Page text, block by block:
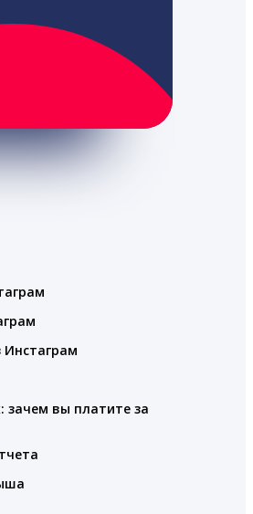
Инстаграм
зачем вы платите за